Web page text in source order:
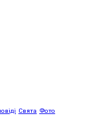
Свята Фото